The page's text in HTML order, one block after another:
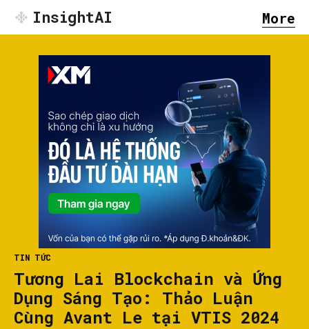
InsightAI More
TIN TỨC
Tương Lai Blockchain và Ứng
Dụng Sáng Tạo: Thảo Luận
Cùng Avant Le tại VTIS 2024